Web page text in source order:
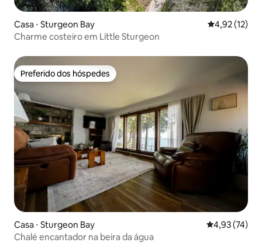
Casa ⋅ Sturgeon Bay 4,92 de uma
4,92 (12)
Charme costeiro em Little Sturgeon
Preferido dos hóspedes
Preferido dos hóspedes
Casa ⋅ Sturgeon Bay 4,93 de uma
4,93 (74)
Chalé encantador na beira da água